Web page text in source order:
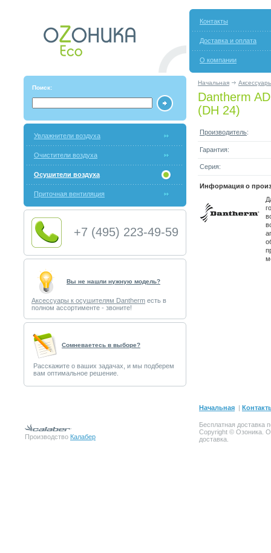
Контакты
Доставка и оплата
О компании
Поиск:
Начальная
Dantherm
(DH 24)
Увлажнители воздуха
Очистители воздуха
Осушители воздуха
Приточная вентиляция
+7 (495) 223-49-59
Вы не нашли нужную модель?
Аксессуары к осушителям Dantherm есть в
полном ассортименте - звоните!
Cомневаетесь в выборе?
Расскажите о ваших задачах, и мы подберем
вам оптимальное решение.
Производитель:
Гарантия:
Серия:
Информация о
Начальная |
Производство Калабер
Бесплатная доставка
Copyright © Озоника.
доставка.